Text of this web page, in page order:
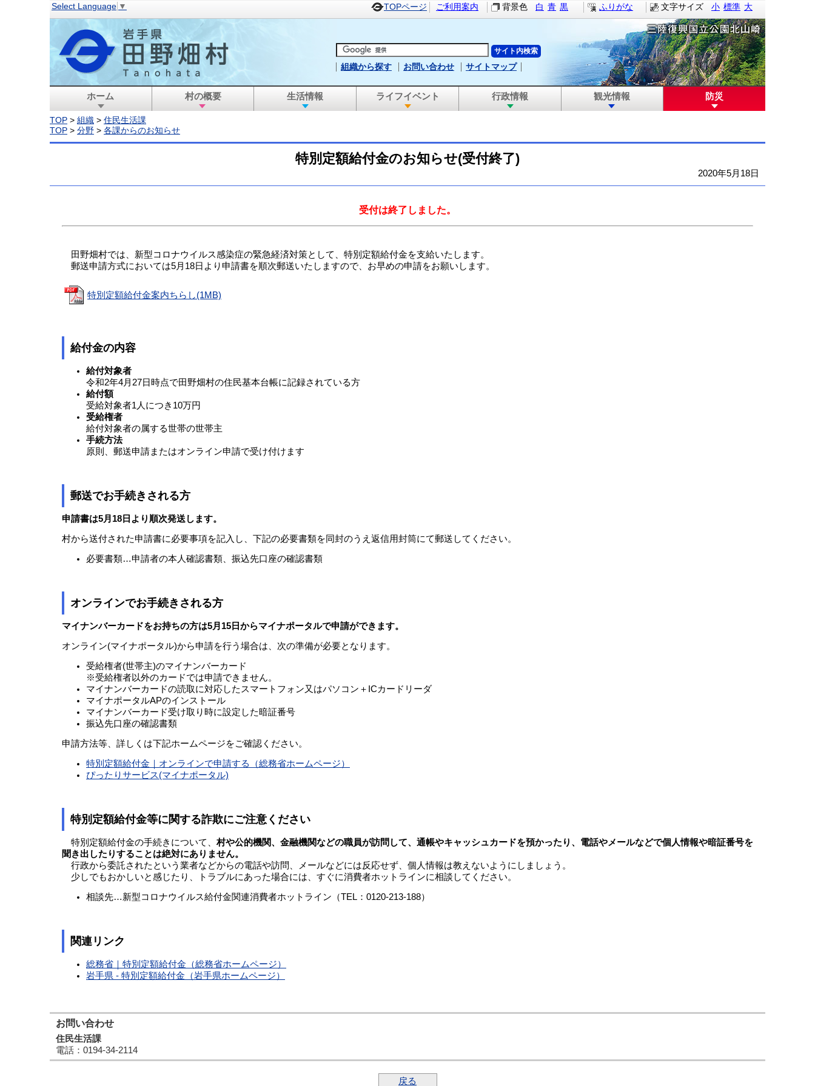
文字サイズ 小 標準 大
Select Language ▼ TOPページ ご利用案内 背景色 白 青 黒 ふりがな
組織から探す お問い合わせ サイトマップ
ホーム 村の概要 生活情報 ライフイベント 行政情報 観光情報 防災
TOP > 組織 > 住民生活課
TOP > 分野 > 各課からのお知らせ
特別定額給付金のお知らせ(受付終了)
2020年5月18日
受付は終了しました。
田野畑村では、新型コロナウイルス感染症の緊急経済対策として、特別定額給付金を支給いたします。
郵送申請方式においては5月18日より申請書を順次郵送いたしますので、お早めの申請をお願いします。
特別定額給付金案内ちらし(1MB)
給付金の内容
給付対象者
令和2年4月27日時点で田野畑村の住民基本台帳に記録されている方
給付額
受給対象者1人につき10万円
受給権者
給付対象者の属する世帯の世帯主
手続方法
原則、郵送申請またはオンライン申請で受け付けます
郵送でお手続きされる方
申請書は5月18日より順次発送します。
村から送付された申請書に必要事項を記入し、下記の必要書類を同封のうえ返信用封筒にて郵送してください。
必要書類…申請者の本人確認書類、振込先口座の確認書類
オンラインでお手続きされる方
マイナンバーカードをお持ちの方は5月15日からマイナポータルで申請ができます。
オンライン(マイナポータル)から申請を行う場合は、次の準備が必要となります。
受給権者(世帯主)のマイナンバーカード
※受給権者以外のカードでは申請できません。
マイナンバーカードの読取に対応したスマートフォン又はパソコン＋ICカードリーダ
マイナポータルAPのインストール
マイナンバーカード受け取り時に設定した暗証番号
振込先口座の確認書類
申請方法等、詳しくは下記ホームページをご確認ください。
特別定額給付金｜オンラインで申請する（総務省ホームページ）
ぴったりサービス(マイナポータル)
特別定額給付金等に関する詐欺にご注意ください
特別定額給付金の手続きについて、村や公的機関、金融機関などの職員が訪問して、通帳やキャッシュカードを預かったり、電話やメールなどで個人情報や暗証番号を
聞き出したりすることは絶対にありません。
行政から委託されたという業者などからの電話や訪問、メールなどには反応せず、個人情報は教えないようにしましょう。
少しでもおかしいと感じたり、トラブルにあった場合には、すぐに消費者ホットラインに相談してください。
相談先…新型コロナウイルス給付金関連消費者ホットライン（TEL：0120-213-188）
関連リンク
総務省｜特別定額給付金（総務省ホームページ）
岩手県 - 特別定額給付金（岩手県ホームページ）
お問い合わせ
住民生活課
電話 ：0194-34-2114
戻る